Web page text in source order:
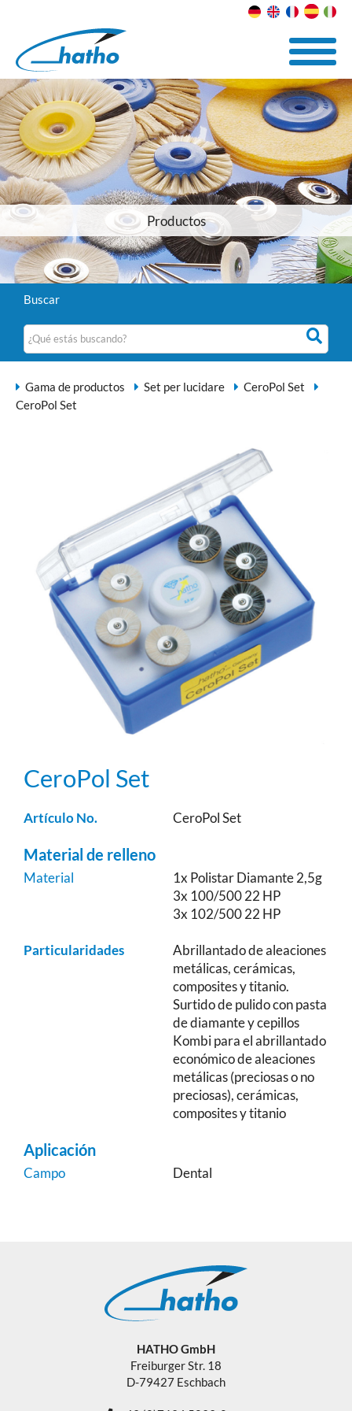
Productos
Buscar
Gama de productos Set per lucidare
CeroPol Set
CeroPol Set
CeroPol Set
Artículo No. CeroPol Set
Material de relleno
Material
1x Polistar Diamante 2,5g
3x 100/500 22 HP
3x 102/500 22 HP
Particularidades
Abrillantado de aleaciones
metálicas, cerámicas,
composites y titanio.
Surtido de pulido con pasta
de diamante y cepillos
Kombi para el abrillantado
económico de aleaciones
metálicas (preciosas o no
preciosas), cerámicas,
composites y titanio
Aplicación
Campo Dental
HATHO GmbH
Freiburger Str. 18
D-79427 Eschbach